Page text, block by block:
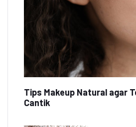
Tips Makeup Natural agar
Cantik